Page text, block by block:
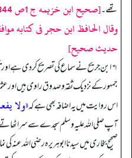
تھے۔
حديث صحيح]
↰ ابن جریح نے سماع کی تصریح کر دی ہے اور
جمہور کے نزدیک ثقہ وصدوق راوی ہیں اور
اس روایت میں یہ اضافہ بھی ہے کہ«ولا
آپ صلی اللہ علیہ وسلم سجدے سے سر
صحیح بخاری میں سیدنا ابوہریرہ رضی اللہ